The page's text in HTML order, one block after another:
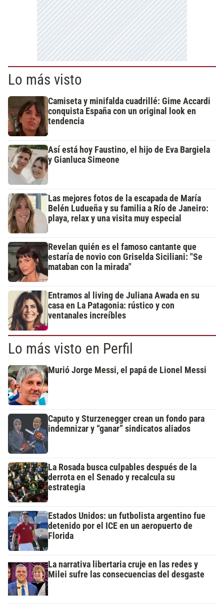
Lo más visto
Camiseta y minifalda cuadrillé: Gime Accardi
conquista España con un original look en
tendencia
Así está hoy Faustino, el hijo de Eva Bargiela
y Gianluca Simeone
Las mejores fotos de la escapada de María
Belén Ludueña y su familia a Río de Janeiro:
playa, relax y una visita muy especial
Revelan quién es el famoso cantante que
estaría de novio con Griselda Siciliani: "Se
mataban con la mirada"
Entramos al living de Juliana Awada en su
casa en La Patagonia: rústico y con
ventanales increíbles
Lo más visto en Perfil
Murió Jorge Messi, el papá de Lionel Messi
Caputo y Sturzenegger crean un fondo para
indemnizar y “ganar” sindicatos aliados
La Rosada busca culpables después de la
derrota en el Senado y recalcula su
estrategia
Estados Unidos: un futbolista argentino fue
detenido por el ICE en un aeropuerto de
Florida
La narrativa libertaria cruje en las redes y
Milei sufre las consecuencias del desgaste